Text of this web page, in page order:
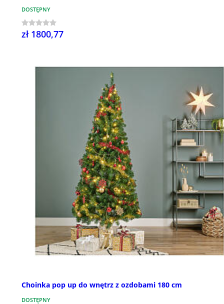
DOSTĘPNY
zł 1800,77
Choinka pop up do wnętrz z ozdobami 180 cm
DOSTĘPNY